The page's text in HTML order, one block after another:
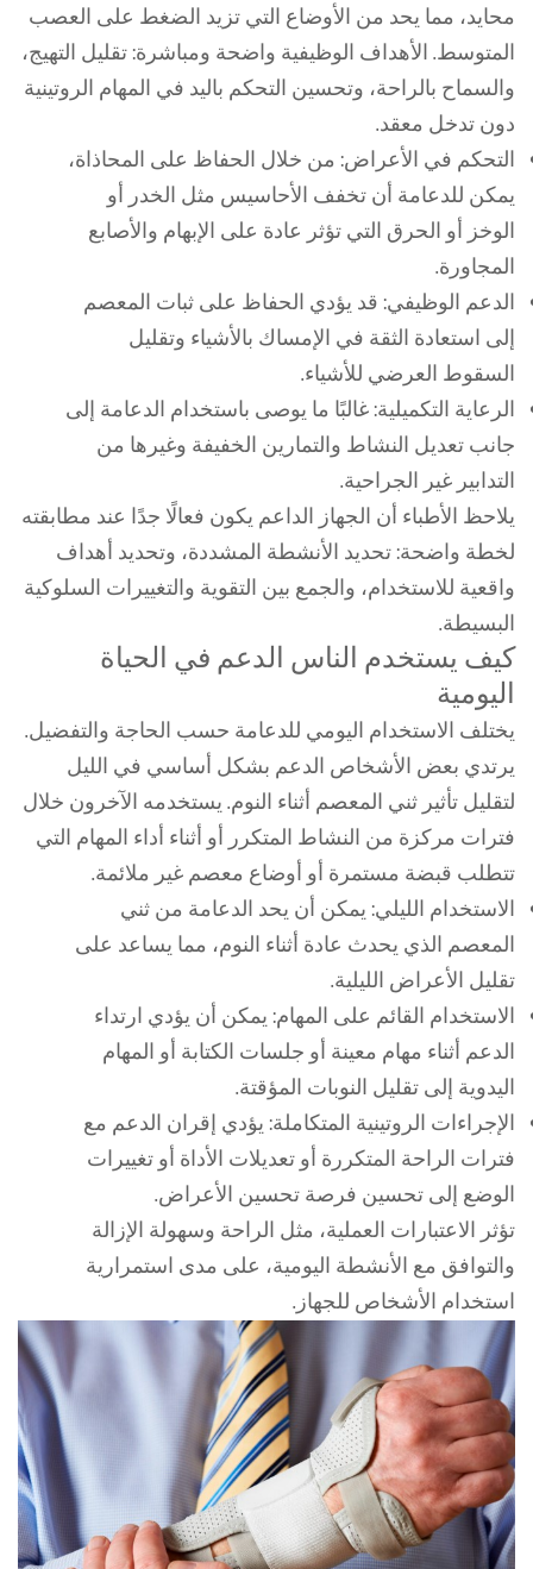
محايد، مما يحد من الأوضاع التي تزيد الضغط على العصب
المتوسط. الأهداف الوظيفية واضحة ومباشرة: تقليل التهيج،
والسماح بالراحة، وتحسين التحكم باليد في المهام الروتينية
دون تدخل معقد.
التحكم في الأعراض: من خلال الحفاظ على المحاذاة،
يمكن للدعامة أن تخفف الأحاسيس مثل الخدر أو
الوخز أو الحرق التي تؤثر عادة على الإبهام والأصابع
المجاورة.
الدعم الوظيفي: قد يؤدي الحفاظ على ثبات المعصم
إلى استعادة الثقة في الإمساك بالأشياء وتقليل
السقوط العرضي للأشياء.
الرعاية التكميلية: غالبًا ما يوصى باستخدام الدعامة إلى
جانب تعديل النشاط والتمارين الخفيفة وغيرها من
التدابير غير الجراحية.
يلاحظ الأطباء أن الجهاز الداعم يكون فعالًا جدًا عند مطابقته
لخطة واضحة: تحديد الأنشطة المشددة، وتحديد أهداف
واقعية للاستخدام، والجمع بين التقوية والتغييرات السلوكية
البسيطة.
كيف يستخدم الناس الدعم في الحياة
اليومية
يختلف الاستخدام اليومي للدعامة حسب الحاجة والتفضيل.
يرتدي بعض الأشخاص الدعم بشكل أساسي في الليل
لتقليل تأثير ثني المعصم أثناء النوم. يستخدمه الآخرون خلال
فترات مركزة من النشاط المتكرر أو أثناء أداء المهام التي
تتطلب قبضة مستمرة أو أوضاع معصم غير ملائمة.
الاستخدام الليلي: يمكن أن يحد الدعامة من ثني
المعصم الذي يحدث عادة أثناء النوم، مما يساعد على
تقليل الأعراض الليلية.
الاستخدام القائم على المهام: يمكن أن يؤدي ارتداء
الدعم أثناء مهام معينة أو جلسات الكتابة أو المهام
اليدوية إلى تقليل النوبات المؤقتة.
الإجراءات الروتينية المتكاملة: يؤدي إقران الدعم مع
فترات الراحة المتكررة أو تعديلات الأداة أو تغييرات
الوضع إلى تحسين فرصة تحسين الأعراض.
تؤثر الاعتبارات العملية، مثل الراحة وسهولة الإزالة
والتوافق مع الأنشطة اليومية، على مدى استمرارية
استخدام الأشخاص للجهاز.